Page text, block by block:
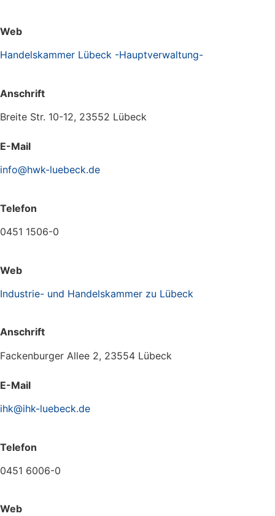
Web
Handelskammer Lübeck -Hauptverwaltung-
Anschrift
Breite Str. 10-12, 23552 Lübeck
E-Mail
info@hwk-luebeck.de
Telefon
0451 1506-0
Web
Industrie- und Handelskammer zu Lübeck
Anschrift
Fackenburger Allee 2, 23554 Lübeck
E-Mail
ihk@ihk-luebeck.de
Telefon
0451 6006-0
Web